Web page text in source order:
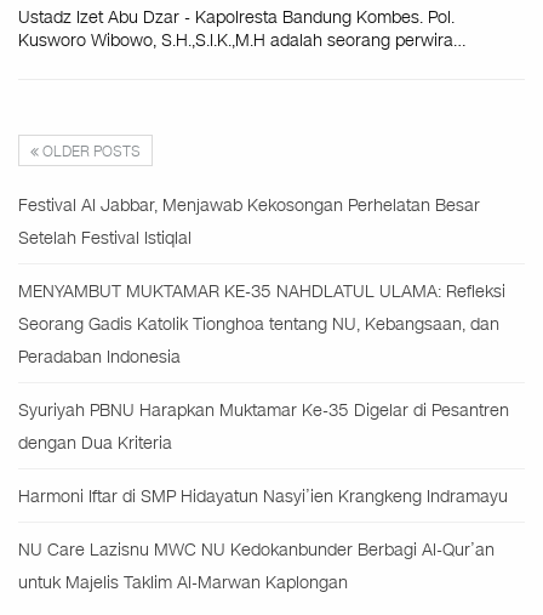
Ustadz Izet Abu Dzar - Kapolresta Bandung Kombes. Pol.
Kusworo Wibowo, S.H.,S.I.K.,M.H adalah seorang perwira…
OLDER POSTS
Festival Al Jabbar, Menjawab Kekosongan Perhelatan Besar
Setelah Festival Istiqlal
MENYAMBUT MUKTAMAR KE-35 NAHDLATUL ULAMA: Refleksi
Seorang Gadis Katolik Tionghoa tentang NU, Kebangsaan, dan
Peradaban Indonesia
Syuriyah PBNU Harapkan Muktamar Ke-35 Digelar di Pesantren
dengan Dua Kriteria
Harmoni Iftar di SMP Hidayatun Nasyi’ien Krangkeng Indramayu
NU Care Lazisnu MWC NU Kedokanbunder Berbagi Al-Qur’an
untuk Majelis Taklim Al-Marwan Kaplongan